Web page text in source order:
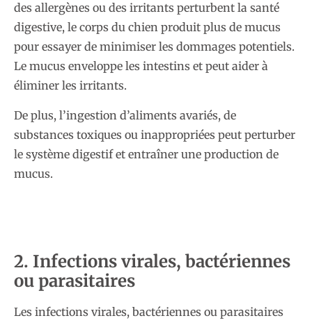
des allergènes ou des irritants perturbent la santé
digestive, le corps du chien produit plus de mucus
pour essayer de minimiser les dommages potentiels.
Le mucus enveloppe les intestins et peut aider à
éliminer les irritants.
De plus, l’ingestion d’aliments avariés, de
substances toxiques ou inappropriées peut perturber
le système digestif et entraîner une production de
mucus.
2. Infections virales, bactériennes
ou parasitaires
Les infections virales, bactériennes ou parasitaires